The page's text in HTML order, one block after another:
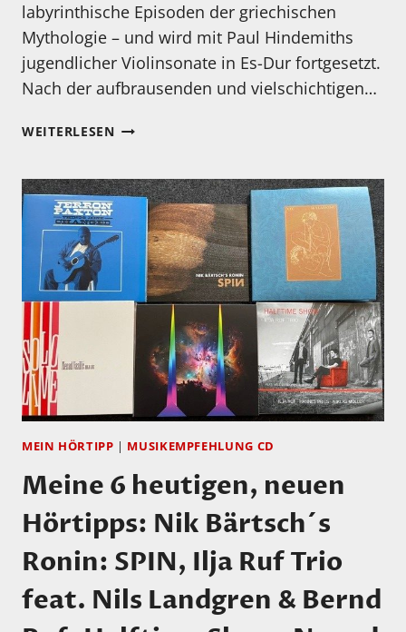
labyrinthische Episoden der griechischen
Mythologie – und wird mit Paul Hindemiths
jugendlicher Violinsonate in Es-Dur fortgesetzt.
Nach der aufbrausenden und vielschichtigen…
WEITERLESENNEUES
COSIMA
SOULEZ
LARIVIÈRE
UND
PHILIPP
SCHEUCHER
MEIN HÖRTIPP | MUSIKEMPFEHLUNG CD
Meine 6 heutigen, neuen
Hörtipps: Nik Bärtsch´s
Ronin: SPIN, Ilja Ruf Trio
feat. Nils Landgren & Bernd